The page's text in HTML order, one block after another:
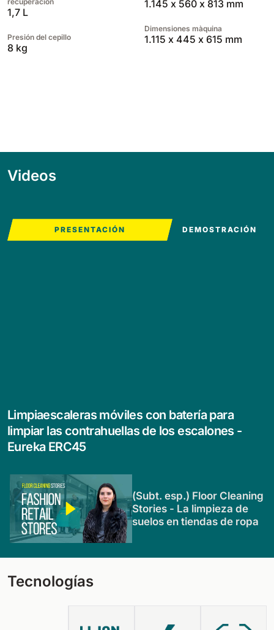
1,7 L
Presión del cepillo
8 kg
1.145 x 560 x 813 mm
Dimensiones màquina
1.115 x 445 x 615 mm
Videos
PRESENTACIÓN DEMOSTRACIÓN
Limpiaescaleras móviles con batería para
limpiar las contrahuellas de los escalones -
Eureka ERC45
(Subt. esp.) Floor Cleaning
Stories - La limpieza de
suelos en tiendas de ropa
Tecnologías